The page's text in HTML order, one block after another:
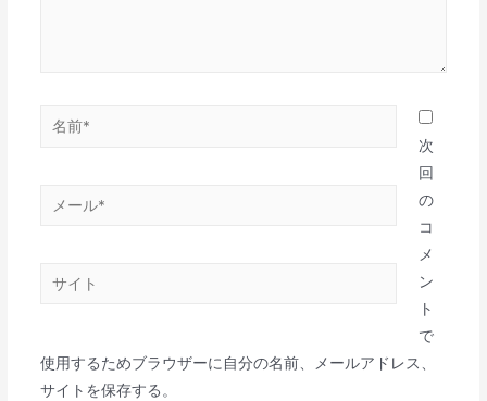
次
回
の
コ
メ
ン
ト
で
使用するためブラウザーに自分の名前、メールアドレス、
サイトを保存する。